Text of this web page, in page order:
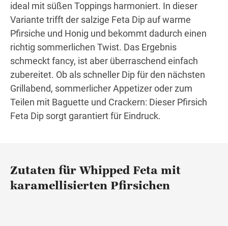
ideal mit süßen Toppings harmoniert. In dieser
Variante trifft der salzige Feta Dip auf warme
Pfirsiche und Honig und bekommt dadurch einen
richtig sommerlichen Twist. Das Ergebnis
schmeckt fancy, ist aber überraschend einfach
zubereitet. Ob als schneller Dip für den nächsten
Grillabend, sommerlicher Appetizer oder zum
Teilen mit Baguette und Crackern: Dieser Pfirsich
Feta Dip sorgt garantiert für Eindruck.
Zutaten für Whipped Feta mit
karamellisierten Pfirsichen